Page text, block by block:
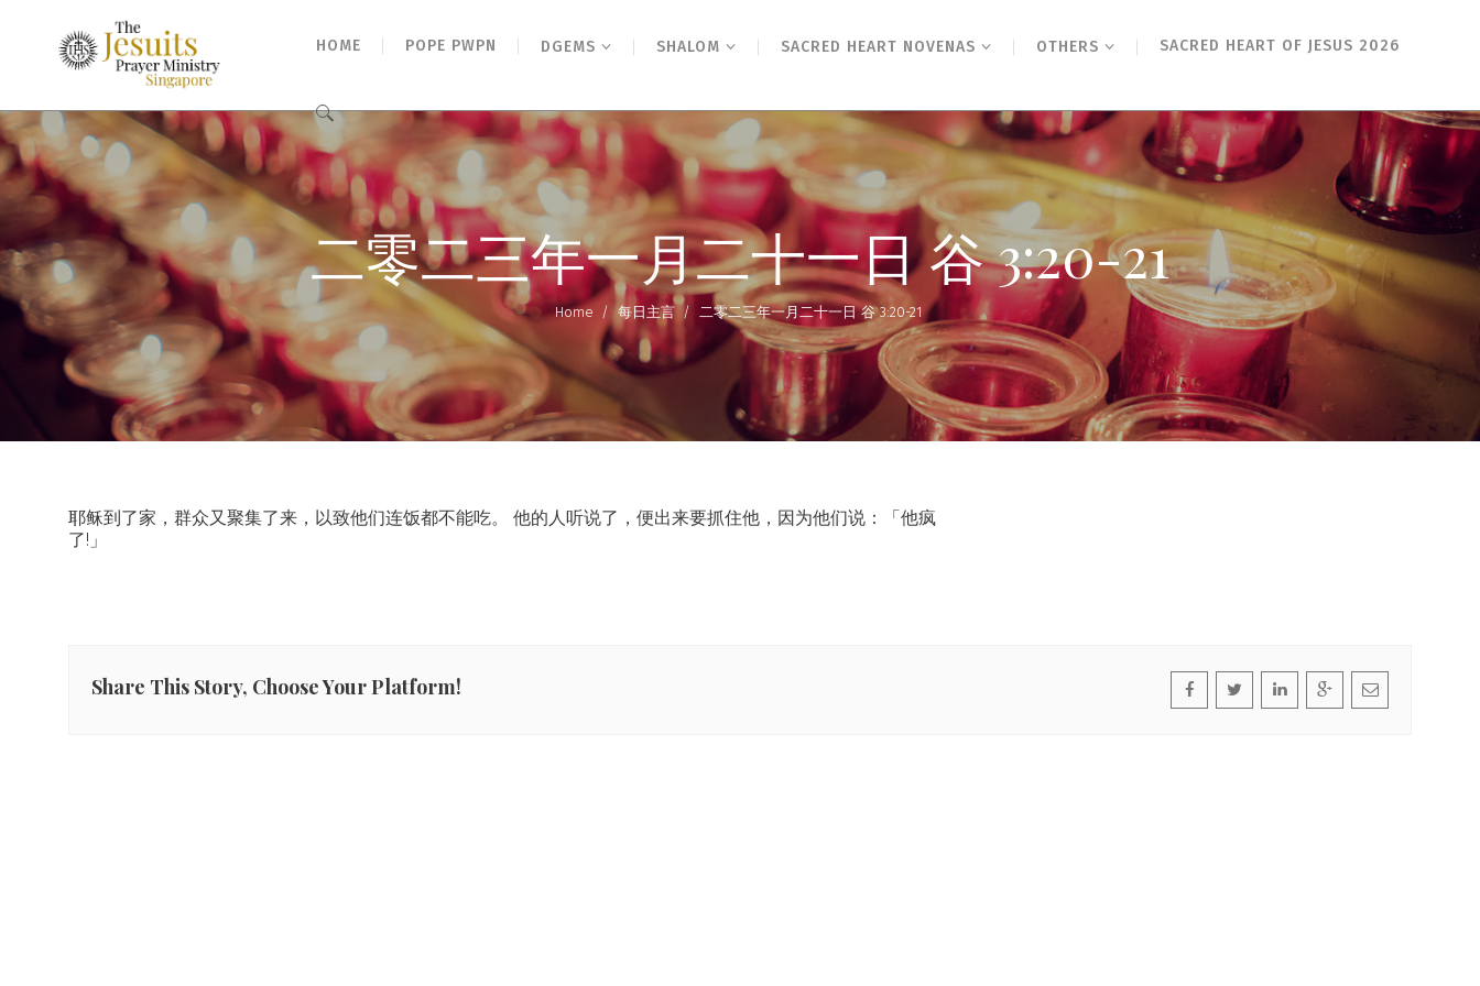
HOME POPE PWPN DGEMS SHALOM SACRED HEART NOVENAS OTHERS SACRED HEART OF JESUS 2026
Search
for:
二零二三年一月二十一日 谷 3:20-21
Home / 每日主言 / 二零二三年一月二十一日 谷 3:20-21
耶稣到了家，群众又聚集了来，以致他们连饭都不能吃。 他的人听说了，便出来要抓住他，因为他们说：「他疯
了!」
Share This Story, Choose Your Platform!